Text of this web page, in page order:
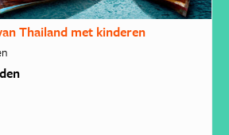
Thailand met kinderen